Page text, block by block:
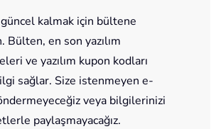
kalmak için bültene
Bülten, en son yazılım
ve yazılım kupon kodları
sağlar. Size istenmeyen e-
veya bilgilerinizi
paylaşmayacağız.